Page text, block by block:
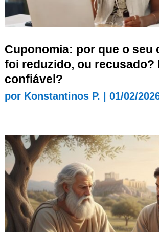
Cuponomia: por que o seu
foi reduzido, ou recusado?
confiável?
por Konstantinos P. 01/02/